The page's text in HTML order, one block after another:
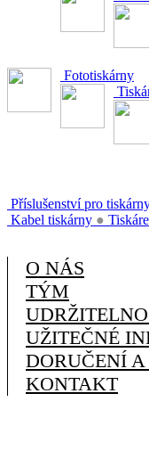
Fototiskárny
Příslušenství pro
Kabel tiskárny ●
O NÁS
TÝM
UŽITEČNÉ
DORUČENÍ A
KONTAKT